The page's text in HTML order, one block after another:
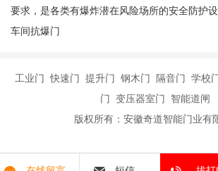
要求，是各类有爆炸潜在风险场所的安全防护设
车间抗爆门
工业门 快速门 提升门 钢木门 隔音门 学校
门 变压器室门 智能道闸
版权所有：安徽奇道智能门业有